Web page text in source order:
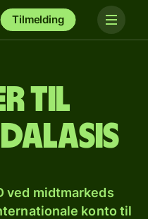
Tilmelding
til
ved midtmarkeds
konto til